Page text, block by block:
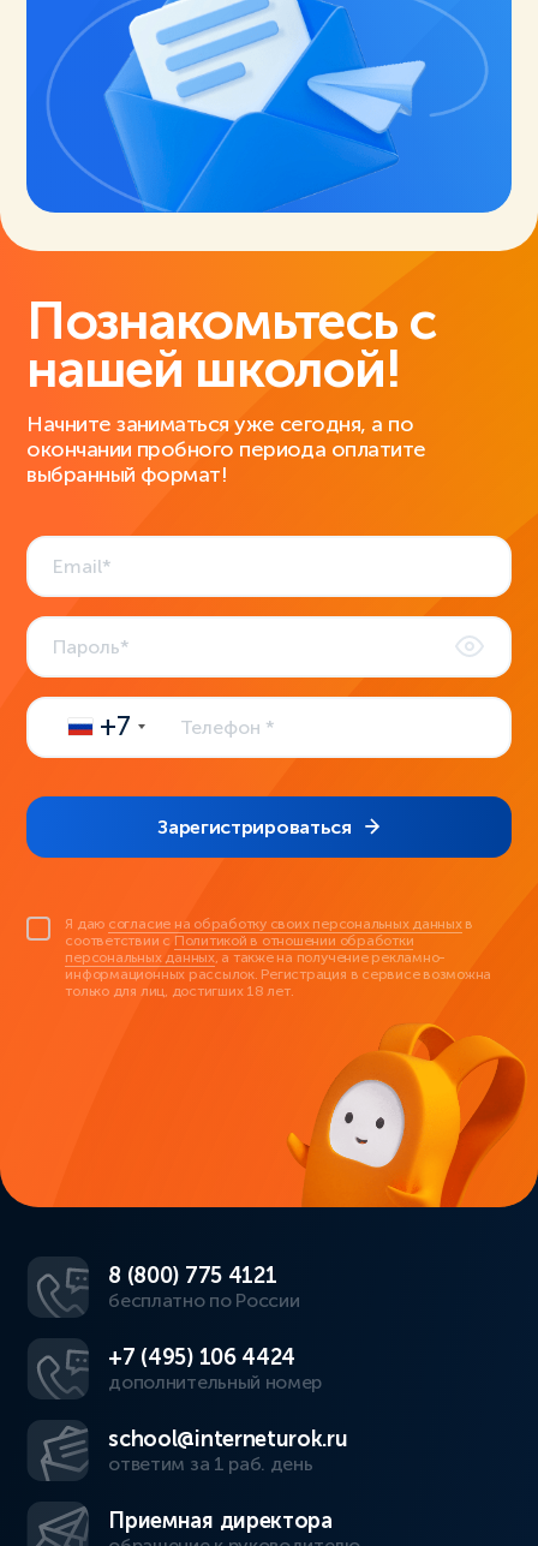
Познакомьтесь с
нашей школой!
Начните заниматься уже сегодня, а по
окончании пробного периода оплатите
выбранный формат!
+7
Зарегистрироваться
Я даю согласие на обработку своих персональных данныхв
соответствии с Политикой в отношении обработки
персональных данных, а также на получение рекламно-
информационных рассылок. Регистрация в сервисе возможна
только для лиц, достигших 18 лет.
8 (800) 775 4121
бесплатно по России
+7 (495) 106 4424
дополнительный номер
school@interneturok.ru
ответим за 1 раб. день
Приемная директора